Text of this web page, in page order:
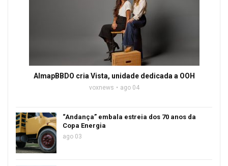
AlmapBBDO cria Vista, unidade dedicada a OOH
voxnews ago 04
“Andança” embala estreia dos 70 anos da
Copa Energia
ago 03